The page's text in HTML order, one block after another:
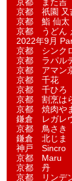
京都 また吉
京都 祇園 又
京都 鮨 仙太
京都 うどん
2022年9月
京都 シンク
京都 ラパル
京都 アマン
京都 千花
京都 千ひろ
京都 割烹は
京都 焼肉や
鎌倉 レガレ
京都 鳥さき
鎌倉 北じま
神戸 Sincro
京都 Maru
京都 丹
京都 リンデ